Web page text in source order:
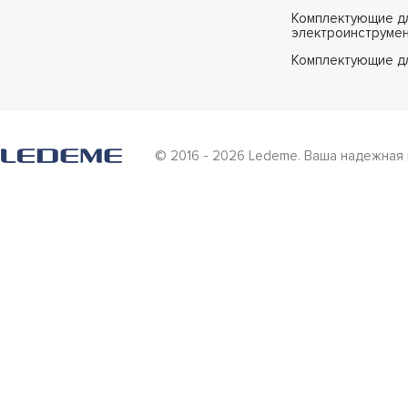
Комплектующие
Комплектующие
© 2016 - 2026 Ledeme. Ваша